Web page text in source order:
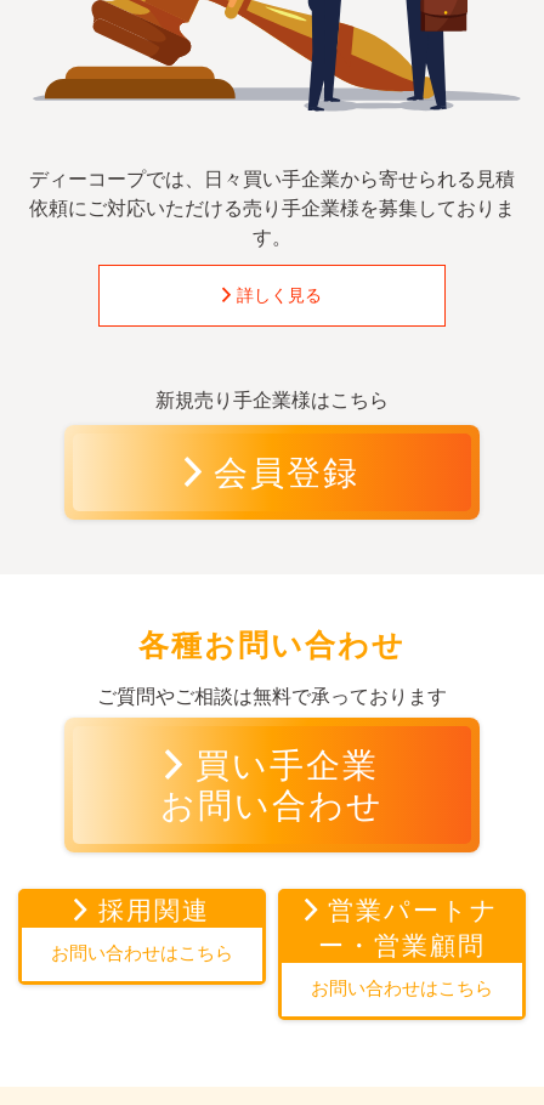
ディーコープでは、日々買い手企業から寄せられる見積
依頼に ご対応いただける売り手企業様を募集しておりま
す。
詳しく見る
新規売り手企業様はこちら
会員登録
各種お問い合わせ
ご質問やご相談は無料で承っております
買い手企業
お問い合わせ
採用関連
お問い合わせはこちら
営業パートナ
ー・営業顧問
お問い合わせはこちら